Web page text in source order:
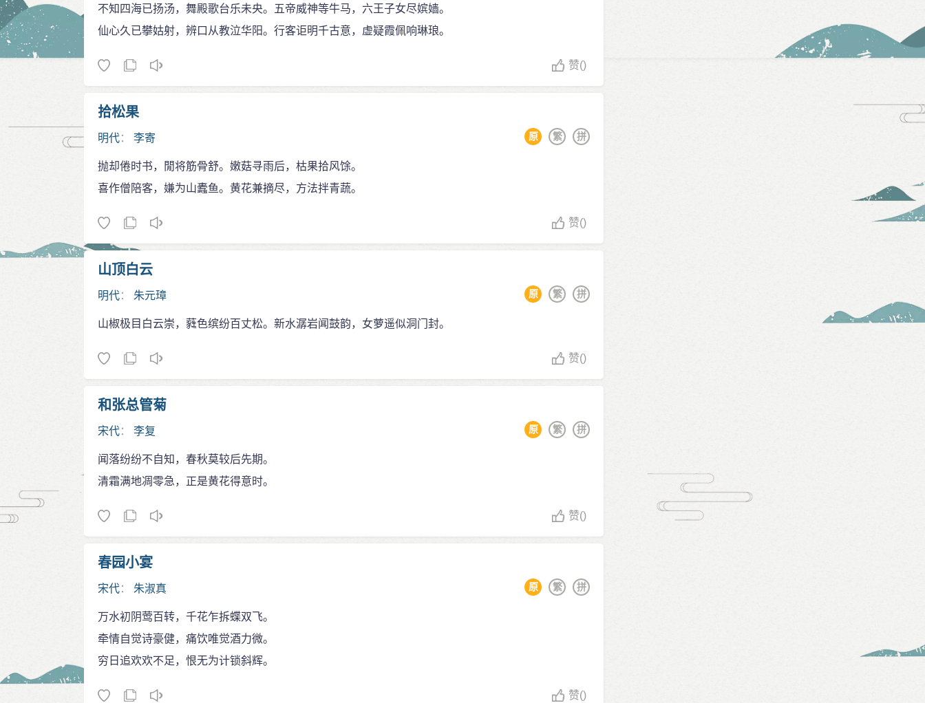
不知四海已扬汤，舞殿歌台乐未央。五帝威神等牛马，六王子女尽嫔嫱。
仙心久已攀姑射，辨口从教泣华阳。行客讵明千古意，虚疑霞佩响琳琅。
赞()
拾松果
明代： 李寄 拼
繁
原
抛却倦时书，閒将筋骨舒。嫩菇寻雨后，枯果拾风馀。
喜作僧陪客，嫌为山蠹鱼。黄花兼摘尽，方法拌青蔬。
赞()
山顶白云
明代： 朱元璋 拼
繁
原
山椒极目白云崇，蕤色缤纷百丈松。新水潺岩闻鼓韵，女萝遥似洞门封。
赞()
和张总管菊
宋代： 李复 拼
繁
原
闻落纷纷不自知，春秋莫较后先期。
清霜满地凋零急，正是黄花得意时。
赞()
春园小宴
宋代： 朱淑真 拼
繁
原
万水初阴莺百转，千花乍拆蝶双飞。
牵情自觉诗豪健，痛饮唯觉酒力微。
穷日追欢欢不足，恨无为计锁斜辉。
赞()